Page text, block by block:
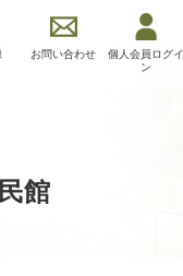
お問い合わせ
個人会員ログイ
ン
館